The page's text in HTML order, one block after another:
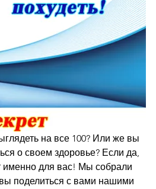
на все 100? Или же вы
о своем здоровье? Если да,
именно для вас! Мы собрали
поделиться с вами нашими